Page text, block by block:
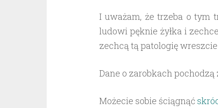
I uważam, że trzeba o tym
ludowi pęknie żyłka i
zechcą tą patologię
Dane o zarobkach pochodzą
Możecie sobie ściągnąć